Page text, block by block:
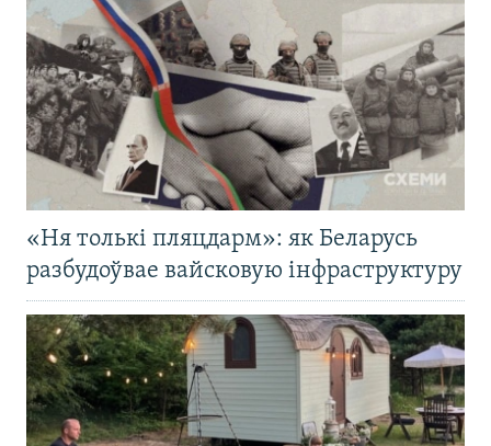
«Ня толькі пляцдарм»: як Беларусь
разбудоўвае вайсковую інфраструктуру